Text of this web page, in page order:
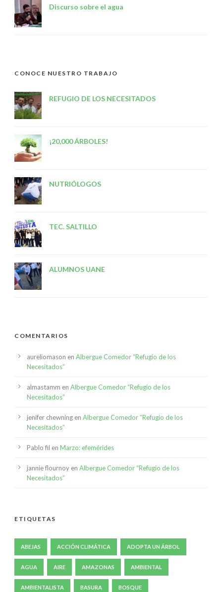
Discurso sobre el agua
CONOCE NUESTRO TRABAJO
REFUGIO DE LOS NECESITADOS
¡20,000 ÁRBOLES!
NUTRIÓLOGOS
TEC. SALTILLO
ALUMNOS UANE
COMENTARIOS
aureliomason en Albergue Comedor “Refugio de los
Necesitados”
almastamm en Albergue Comedor “Refugio de los
Necesitados”
jenifer chewning en Albergue Comedor “Refugio de los
Necesitados”
Pablo fil en Marzo: efemérides
jannie flournoy en Albergue Comedor “Refugio de los
Necesitados”
ETIQUETAS
ABEJAS ACCIÓN CLIMÁTICA ADOPTA UN ÁRBOL
AGUA AIRE AMAZONAS AMBIENTAL
AMBIENTALISTA BASURA BOSQUE